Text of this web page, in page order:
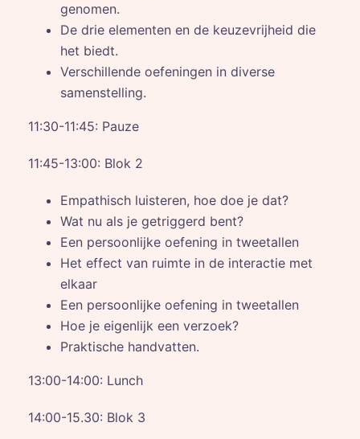
genomen.
De drie elementen en de keuzevrijheid die
het biedt.
Verschillende oefeningen in diverse
samenstelling.
11:30-11:45: Pauze
11:45-13:00: Blok 2
Empathisch luisteren, hoe doe je dat?
Wat nu als je getriggerd bent?
Een persoonlijke oefening in tweetallen
Het effect van ruimte in de interactie met
elkaar
Een persoonlijke oefening in tweetallen
Hoe je eigenlijk een verzoek?
Praktische handvatten.
13:00-14:00: Lunch
14:00-15.30: Blok 3